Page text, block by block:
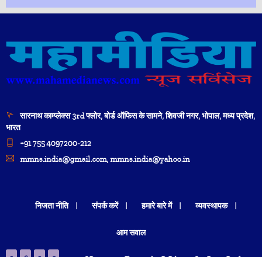
सारनाथ काम्प्लेक्स 3rd फ्लोर, बोर्ड ऑफिस के सामने, शिवजी नगर, भोपाल, मध्य प्रदेश,
भारत
+91 755 4097200-212
mmns.india@gmail.com, mmns.india@yahoo.in
निजता नीति संपर्क करें हमारे बारे में व्यवस्थापक
आम सवाल